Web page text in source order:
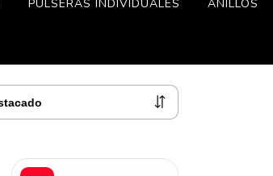
PULSERAS INDIVIDUALES ANILLOS